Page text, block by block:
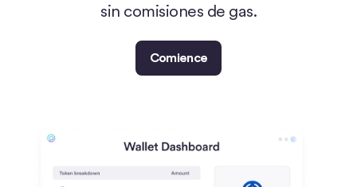
sin comisiones de gas.
Comience